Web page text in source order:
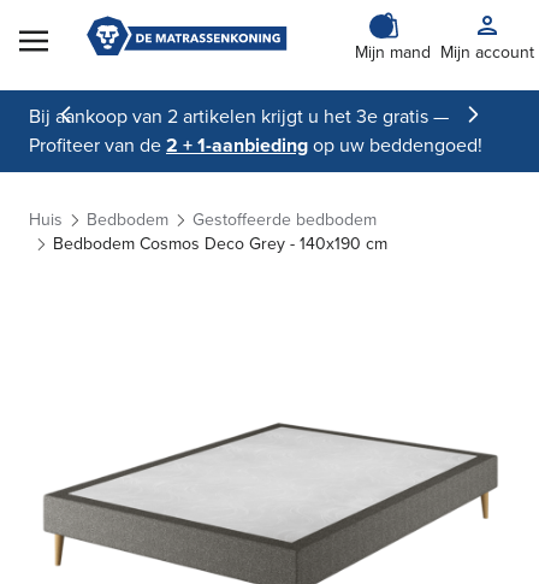
Skip to Content
Mijn mand Mijn account
Bij aankoop van 2 artikelen krijgt u het 3e gratis —
Profiteer van de2 + 1-aanbiedingop uw beddengoed!
Huis Bedbodem
Gestoffeerde bedbodem
Bedbodem Cosmos Deco Grey - 140x190 cm